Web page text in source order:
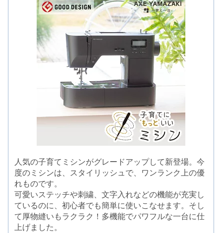
人気の子育てミシンがグレードアップして新登場。今
度のミシンは、スタイリッシュで、ワンランク上の優
れものです。
可愛いステッチや刺繍、文字入れなどの機能が充実し
ているのに、初心者でも簡単に使いこなせます。そし
て厚物縫いもラクラク！多機能でパワフルな一台に仕
上げました。